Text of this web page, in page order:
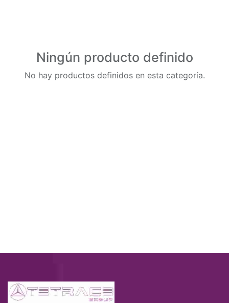
Ningún producto definido
No hay productos definidos en esta categoría.